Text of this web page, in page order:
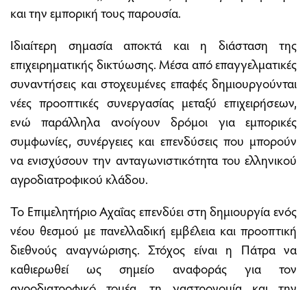
και την εμπορική τους παρουσία.
Ιδιαίτερη σημασία αποκτά και η διάσταση της
επιχειρηματικής δικτύωσης. Μέσα από επαγγελματικές
συναντήσεις και στοχευμένες επαφές δημιουργούνται
νέες προοπτικές συνεργασίας μεταξύ επιχειρήσεων,
ενώ παράλληλα ανοίγουν δρόμοι για εμπορικές
συμφωνίες, συνέργειες και επενδύσεις που μπορούν
να ενισχύσουν την ανταγωνιστικότητα του ελληνικού
αγροδιατροφικού κλάδου.
Το Επιμελητήριο Αχαΐας επενδύει στη δημιουργία ενός
νέου θεσμού με πανελλαδική εμβέλεια και προοπτική
διεθνούς αναγνώρισης. Στόχος είναι η Πάτρα να
καθιερωθεί ως σημείο αναφοράς για τον